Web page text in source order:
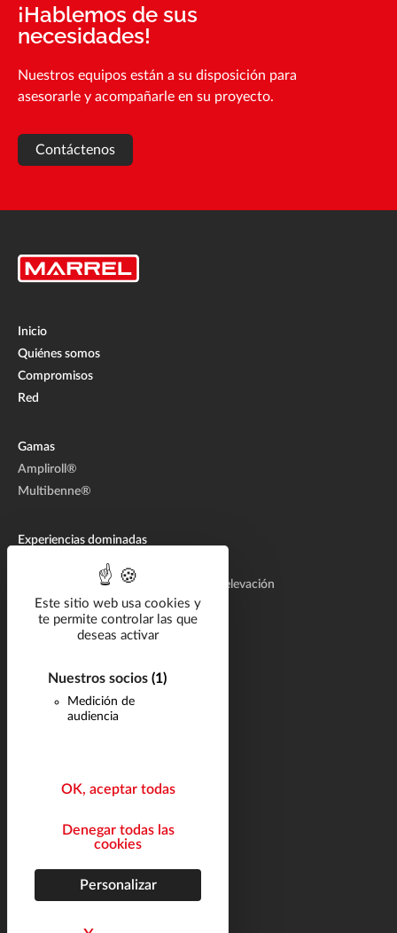
Este sitio web usa cookies y
te permite controlar las que
deseas activar
Nuestros socios (1)
Medición de
audiencia
OK, aceptar todas
Denegar todas las
cookies
Personalizar
¡Hablemos de sus
necesidades!
Nuestros equipos están a su disposición para
asesorarle y acompañarle en su proyecto.
Contáctenos
Inicio
Quiénes somos
Compromisos
Red
Gamas
Ampliroll®
Multibenne®
Experiencias dominadas
Concepción de sistemas de elevación
Fabricación de sistemas hidráulicos de elevación
Aftermarket
Catálogo
Documentación
Noticias
Mapa del sitio
Avisos legales